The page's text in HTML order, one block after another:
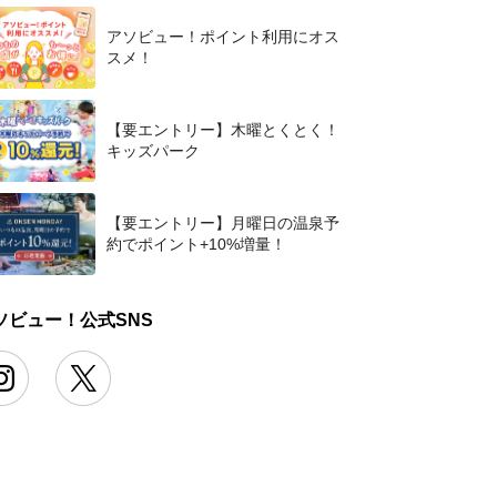
アソビュー！ポイント利用にオス
スメ！
【要エントリー】木曜とくとく！
キッズパーク
【要エントリー】月曜日の温泉予
約でポイント+10%増量！
ビュー！公式SNS